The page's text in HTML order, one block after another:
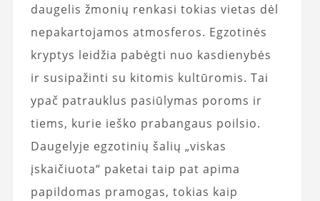
daugelis žmonių renkasi tokias vietas dėl
nepakartojamos atmosferos. Egzotinės
kryptys leidžia pabėgti nuo kasdienybės
ir susipažinti su kitomis kultūromis. Tai
ypač patrauklus pasiūlymas poroms ir
tiems, kurie ieško prabangaus poilsio.
Daugelyje egzotinių šalių „viskas
įskaičiuota“ paketai taip pat apima
papildomas pramogas, tokias kaip